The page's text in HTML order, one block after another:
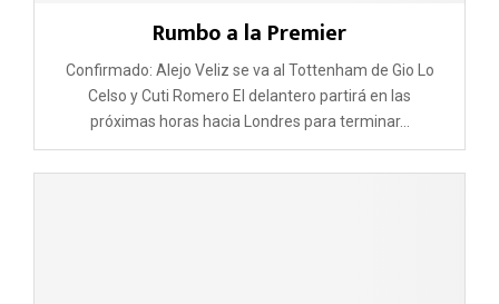
Rumbo a la Premier
Confirmado: Alejo Veliz se va al Tottenham de Gio Lo
Celso y Cuti Romero El delantero partirá en las
próximas horas hacia Londres para terminar...